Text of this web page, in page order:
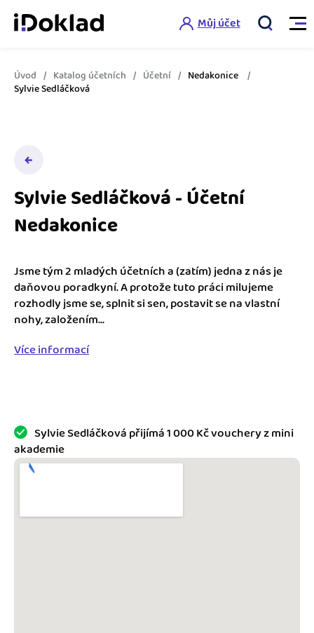
Vlastnosti
Správa kontaktů
Hlídání cashflow
Spolupráce s účetní
Propojení na další systémy
Spřátelené účetní
Katalog doplňků
Nápověda
Jak začít podnikat
Jak se vyznat ve fakturaci
Blog
Šablony faktur
Šablona pro plátce DPH
Šablona pro neplátce DPH
Registrovat ZDARMA
Můj účet
Úvod Katalog účetních Účetní
Nedakonice
Sylvie Sedláčková
Sylvie Sedláčková - Účetní
Nedakonice
Jsme tým 2 mladých účetních a (zatím) jedna z nás je
daňovou poradkyní. A protože tuto práci milujeme
rozhodly jsme se, splnit si sen, postavit se na vlastní
nohy, založením...
Více informací
Sylvie Sedláčková přijímá 1 000 Kč vouchery z mini
akademie